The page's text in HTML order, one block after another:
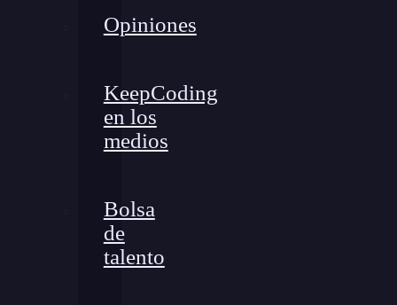
Opiniones
KeepCoding
en los
medios
Bolsa
de
talento